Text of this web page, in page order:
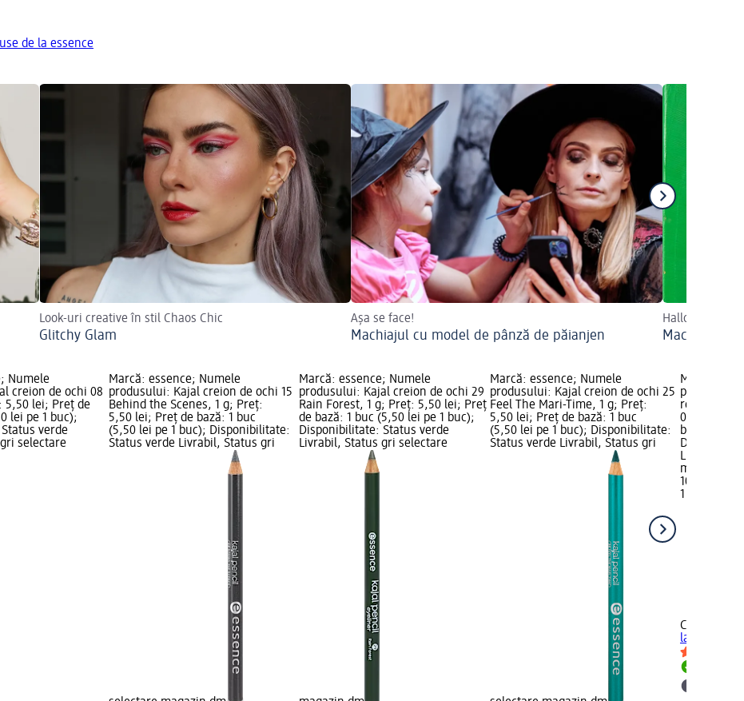
de la essence
Look-uri creative în stil Chaos Chic
Glitchy Glam
Așa se face!
Machiajul cu model de pânză de păianjen
Halloween cu
Machiaj de
Numele
creion de ochi 08
5,50 lei; Preț de
lei pe 1 buc);
verde
selectare
Marcă: essence; Numele
produsului: Kajal creion de ochi 15
Behind the Scenes, 1 g; Preț:
5,50 lei; Preț de bază: 1 buc
(5,50 lei pe 1 buc); Disponibilitate:
Status verde Livrabil, Status gri
Marcă: essence; Numele
produsului: Kajal creion de ochi 29
Rain Forest, 1 g; Preț: 5,50 lei; Preț
de bază: 1 buc (5,50 lei pe 1 buc);
Disponibilitate: Status verde
Livrabil, Status gri selectare
Marcă: essence; Numele
produsului: Kajal creion de ochi 25
Feel The Mari-Time, 1 g; Preț:
5,50 lei; Preț de bază: 1 buc
(5,50 lei pe 1 buc); Disponibilitate:
Status verde Livrabil, Status gri
Marcă:
produsului:
rezistent la
0,78 g;
bază: 1 buc
Livrabil,
magazin
10,50 lei
1 buc
CATRICE
la apă 020